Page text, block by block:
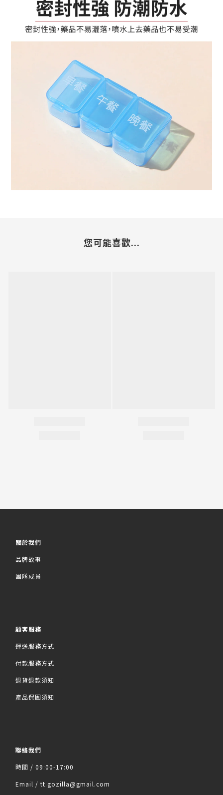
您可能喜歡...
關於我們
品牌故事
團隊成員
顧客服務
運送服務方式
付款服務方式
退貨退款須知
產品保固須知
聯絡我們
時間 / 09:00-17:00
Email / tt.gozilla@gmail.com